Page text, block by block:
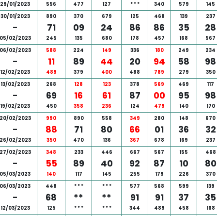
29/01/2023 556 477 127 * * * 340 579
145
30/01/2023
-
02/2023
890
71
245
370
09
135
679
24
680
125
86
178
468
86
457
139
35
168
237
28
567
02/2023
-
12/02/2023
588
11
489
224
89
379
149
44
400
336
20
488
180
94
789
249
58
279
234
98
350
13/02/2023
-
19/02/2023
268
69
450
128
16
358
123
61
236
378
87
124
569
00
479
469
95
140
117
98
170
02/2023
-
02/2023
990
88
350
890
71
470
558
80
136
349
66
367
280
01
678
148
36
169
670
32
237
02/2023
-
05/03/2023
348
55
140
233
89
117
446
40
145
667
92
255
567
87
179
155
10
226
468
80
370
06/03/2023
-
12/03/2023
448
68
125
* * *
**
* * *
* * *
**
* * *
577
91
344
568
91
489
599
37
458
139
35
168